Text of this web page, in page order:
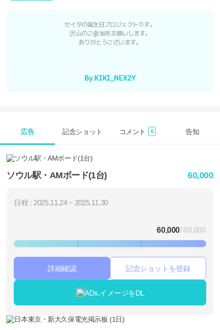
セイタの誕生日プロジェクトです。
沢山のご参加をお願いします。
ありがとうございます。
By.KIKI_NEX2Y
広告 記念ショット コメント 0 告知
ソウル駅・AMボード(1台) 60,000
日程 : 2025.11.24 ~ 2025.11.30
60,000/ 60,000
詳細確認 記念ショットを登録
ADs.イメージをDL